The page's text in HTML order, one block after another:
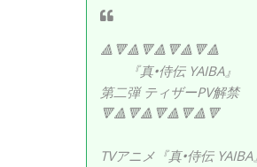
🔺🔻🔺🔻🔺🔻🔺🔻🔺
『真•侍伝 YAIBA』
第二弾 ティザーPV解禁
🔻🔺🔻🔺🔻🔺🔻🔺🔻
TVアニメ『真•侍伝